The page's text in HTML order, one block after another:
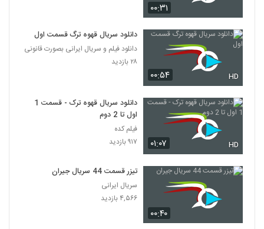
۰۰:۳۱
۰۰:۵۴ HD
دانلود سریال قهوه ترگ قسمت اول
دانلود فیلم و سریال ایرانی بصورت قانونی
۲۸ بازدید
۰۱:۰۷ HD
دانلود سریال قهوه ترک - قسمت 1
اول تا 2 دوم
فیلم کده
۹۱۷ بازدید
۰۰:۴۰
تیزر قسمت 44 سریال جیران
سریال ایرانی
۴,۵۶۶ بازدید